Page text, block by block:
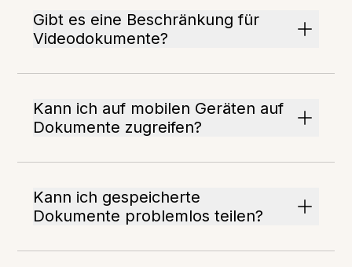
Gibt es eine Beschränkung für
Videodokumente?
Kann ich auf mobilen Geräten auf
Dokumente zugreifen?
Kann ich gespeicherte
Dokumente problemlos teilen?